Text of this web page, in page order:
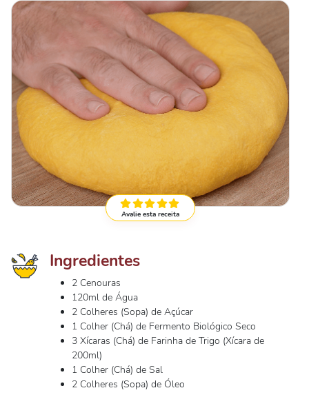
Avalie esta receita
Ingredientes
2 Cenouras
120ml de Água
2 Colheres (Sopa) de Açúcar
1 Colher (Chá) de Fermento Biológico Seco
3 Xícaras (Chá) de Farinha de Trigo (Xícara de
200ml)
1 Colher (Chá) de Sal
2 Colheres (Sopa) de Óleo